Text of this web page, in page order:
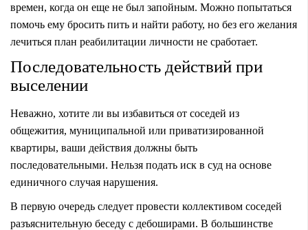
времен, когда он еще не был запойным. Можно попытаться
помочь ему бросить пить и найти работу, но без его желания
лечиться план реабилитации личности не сработает.
Последовательность действий при
выселении
Неважно, хотите ли вы избавиться от соседей из
общежития, муниципальной или приватизированной
квартиры, ваши действия должны быть
последовательными. Нельзя подать иск в суд на основе
единичного случая нарушения.
В первую очередь следует провести коллективом соседей
разъяснительную беседу с дебоширами. В большинстве